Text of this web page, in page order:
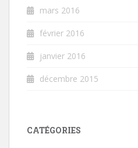
mars 2016
février 2016
janvier 2016
décembre 2015
CATÉGORIES